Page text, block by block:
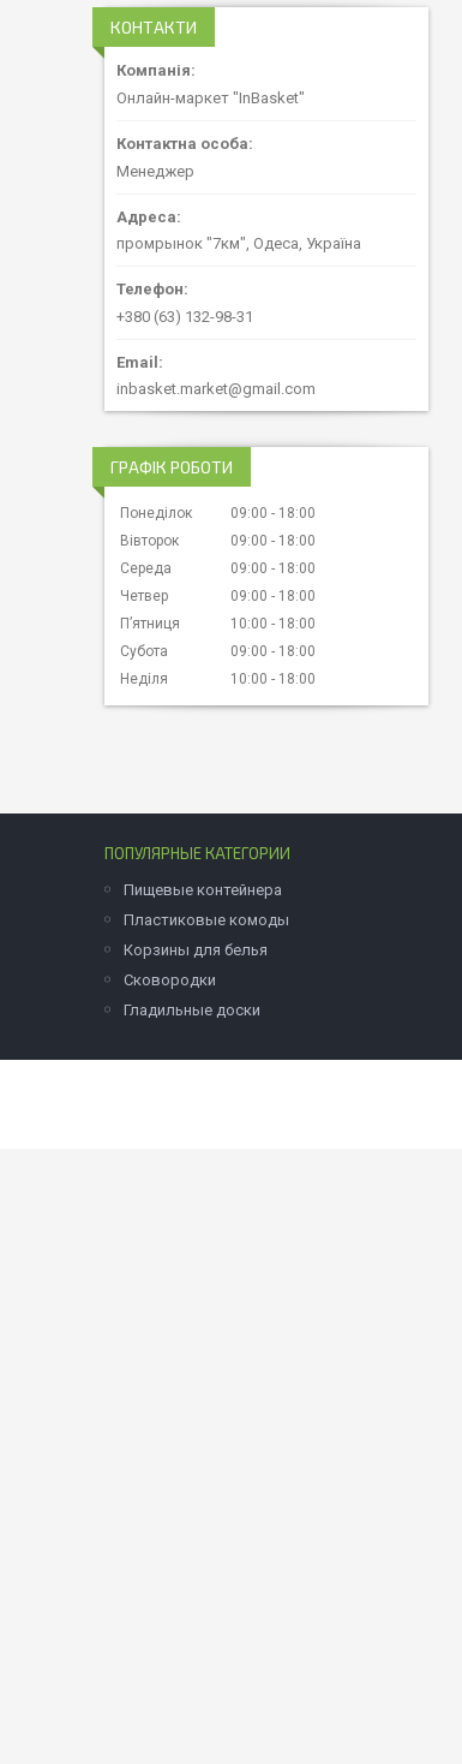
КОНТАКТИ
Онлайн-маркет "InBasket"
Менеджер
промрынок "7км", Одеса, Україна
+380 (63) 132-98-31
inbasket.market@gmail.com
ГРАФІК РОБОТИ
Понеділок 09:00
18:00
Вівторок
09:00
18:00
Середа
09:00
18:00
Четвер
09:00
18:00
Пʼятниця
10:00
18:00
Субота
09:00
18:00
Неділя
10:00 18:00
ПОПУЛЯРНЫЕ КАТЕГОРИИ
Пищевые контейнера
Пластиковые комоды
Корзины для белья
Сковородки
Гладильные доски